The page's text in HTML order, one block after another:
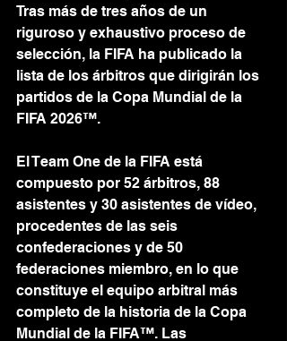
Tras más de tres años de un
riguroso y exhaustivo proceso de
selección, la FIFA ha publicado la
lista de los árbitros que dirigirán los
partidos de la Copa Mundial de la
FIFA 2026™.
El Team One de la FIFA está
compuesto por 52 árbitros, 88
asistentes y 30 asistentes de vídeo,
procedentes de las seis
confederaciones y de 50
federaciones miembro, en lo que
constituye el equipo arbitral más
completo de la historia de la Copa
Mundial de la FIFA™. Las